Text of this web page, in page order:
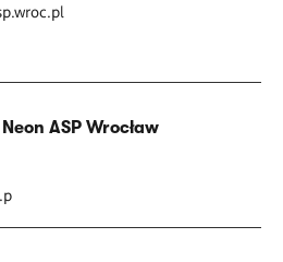
ASP Wrocław